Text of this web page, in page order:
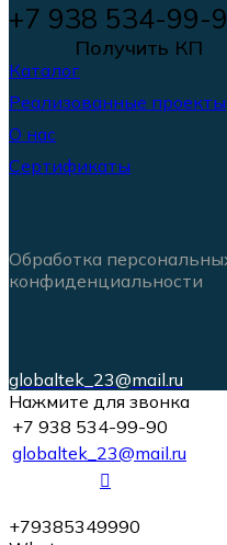
+7 938 534-99-
Получить КП
Каталог
Реализованные проекты
О нас
Сертификаты
Обработка
конфиденциальности
globaltek_23@mail.ru
Нажмите для звонка
+7 938 534-99-90
globaltek_23@mail.ru
+79385349990